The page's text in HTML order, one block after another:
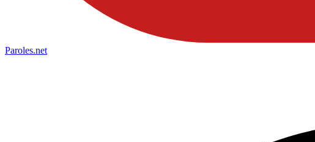
Paroles.net